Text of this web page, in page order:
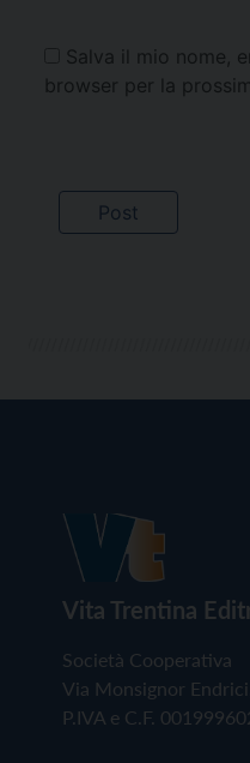
Salva il mio nome,
browser per la
Vita Trentina
Società Cooperativa
Via Monsignor
P.IVA e C.F.